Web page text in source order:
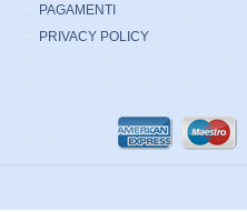
PAGAMENTI
PRIVACY POLICY